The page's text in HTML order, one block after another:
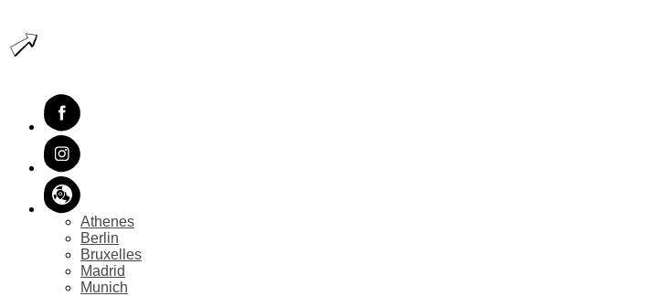
Athenes
Berlin
Bruxelles
Madrid
Munich